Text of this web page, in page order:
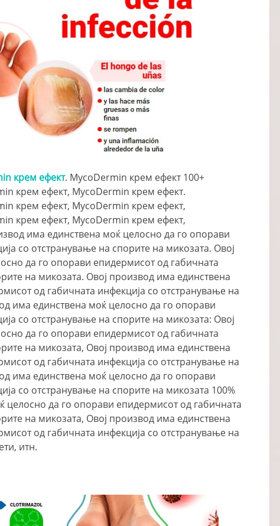
крем ефект. MycoDermin крем ефект 100+
крем ефект, MycoDermin крем ефект.
крем ефект, MycoDermin крем ефект,
крем ефект, MycoDermin крем ефект,
има единствена моќ целосно да го опорави
со отстранување на спорите на микозата. Овој
да го опорави епидермисот од габичната
на микозата. Овој производ има единствена
од габичната инфекција со отстранување на
има единствена моќ целосно да го опорави
со отстранување на спорите на микозата: Овој
да го опорави епидермисот од габичната
на микозата, Овој производ има единствена
од габичната инфекција со отстранување на
има единствена моќ целосно да го опорави
со отстранување на спорите на микозата 100%
целосно да го опорави епидермисот од габичната
на микозата, Овој производ има единствена
од габичната инфекција со отстранување на
итн.